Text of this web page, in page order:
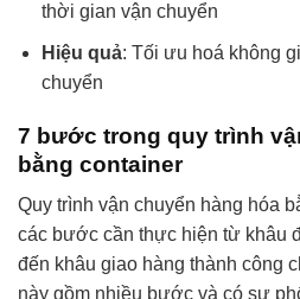
thời gian vận chuyển
Hiệu quả: Tối ưu hoá không
chuyển
7 bước trong quy trình
bằng container
Quy trình vận chuyển hàng hóa
các bước cần thực hiện từ khâu
đến khâu giao hàng thành công
này gồm nhiều bước và có sự